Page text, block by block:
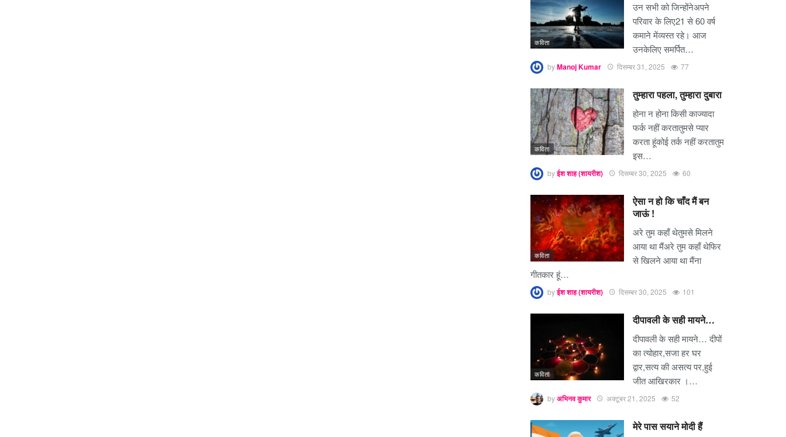
कविता
उन सभी को जिन्होंनेअपने
परिवार के लिए21 से 60 वर्ष
कमाने मेंव्यस्त रहे। आज
उनकेलिए समर्पित…
byManoj Kumar दिसम्बर 31, 2025 77
कविता
तुम्हारा पहला, तुम्हारा दुबारा
होना न होना किसी काज्यादा
फर्क नहीं करतातुमसे प्यार
करता हूंकोई तर्क नहीं करतातुम
इस…
byईश शाह (शायरीश) दिसम्बर 30, 2025 60
कविता
ऐसा न हो कि चाँद मैं बन
जाऊं !
अरे तुम कहाँ थेतुमसे मिलने
आया था मैंअरे तुम कहाँ थेफिर
से खिलने आया था मैंना
गीतकार हूं…
byईश शाह (शायरीश) दिसम्बर 30, 2025 101
कविता
दीपावली के सही मायने…
दीपावली के सही मायने… दीपों
का त्योहार,सजा हर घर
द्वार,सत्य की असत्य पर,हुई
जीत आखिरकार ।…
byअभिनव कुमार अक्टूबर 21, 2025 52
मेरे पास सयाने मोदी हैं